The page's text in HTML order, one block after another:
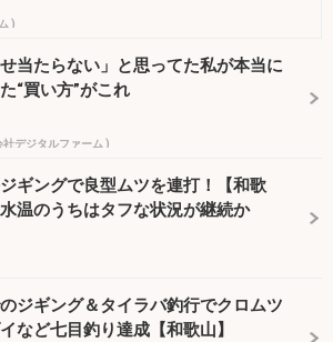
)
せ当たらない」と思ってた私が本当に
“買い方”がこれ
社デジタルファーム )
ギングで良型ムツを連打！【和歌
温のうちはタフな状況が継続か
ジギング＆タイラバ釣行でクロムツ
など七目釣り達成【和歌山】